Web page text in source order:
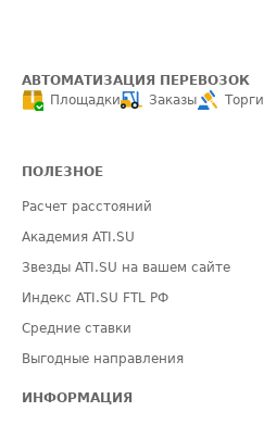
АВТОМАТИЗАЦИЯ ПЕРЕВОЗОК
Площадки
Заказы Торги
ПОЛЕЗНОЕ
Расчет расстояний
Академия ATI.SU
Звезды ATI.SU на вашем сайте
Индекс ATI.SU FTL РФ
Средние ставки
Выгодные направления
ИНФОРМАЦИЯ